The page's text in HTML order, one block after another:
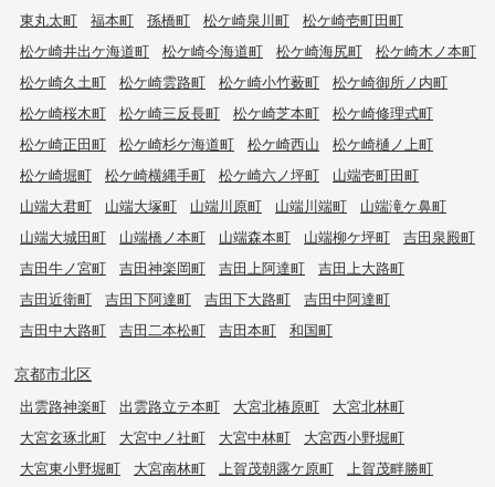
東丸太町
福本町 孫橋町 松ケ崎泉川町
松ケ崎壱町田町
松ケ崎井出ケ海道町
松ケ崎今海道町 松ケ崎海尻町
松ケ崎木ノ本町
松ケ崎久土町
松ケ崎雲路町 松ケ崎小竹薮町
松ケ崎御所ノ内町
松ケ崎桜木町
松ケ崎三反長町 松ケ崎芝本町
松ケ崎修理式町
松ケ崎正田町
松ケ崎杉ケ海道町 松ケ崎西山
松ケ崎樋ノ上町
松ケ崎堀町
松ケ崎横縄手町 松ケ崎六ノ坪町
山端壱町田町
山端大君町
山端大塚町 山端川原町 山端川端町
山端滝ケ鼻町
山端大城田町
山端橋ノ本町 山端森本町 山端柳ケ坪町
吉田泉殿町
吉田牛ノ宮町
吉田神楽岡町 吉田上阿達町
吉田上大路町
吉田近衛町
吉田下阿達町 吉田下大路町
吉田中阿達町
吉田中大路町
吉田二本松町 吉田本町 和国町
京都市北区
出雲路神楽町 出雲路立テ本町 大宮北椿原町
大宮北林町
大宮玄琢北町
大宮中ノ社町 大宮中林町
大宮西小野堀町
大宮東小野堀町
大宮南林町 上賀茂朝露ケ原町
上賀茂畔勝町